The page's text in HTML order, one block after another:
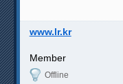
www.lr.kr
Member
Offline